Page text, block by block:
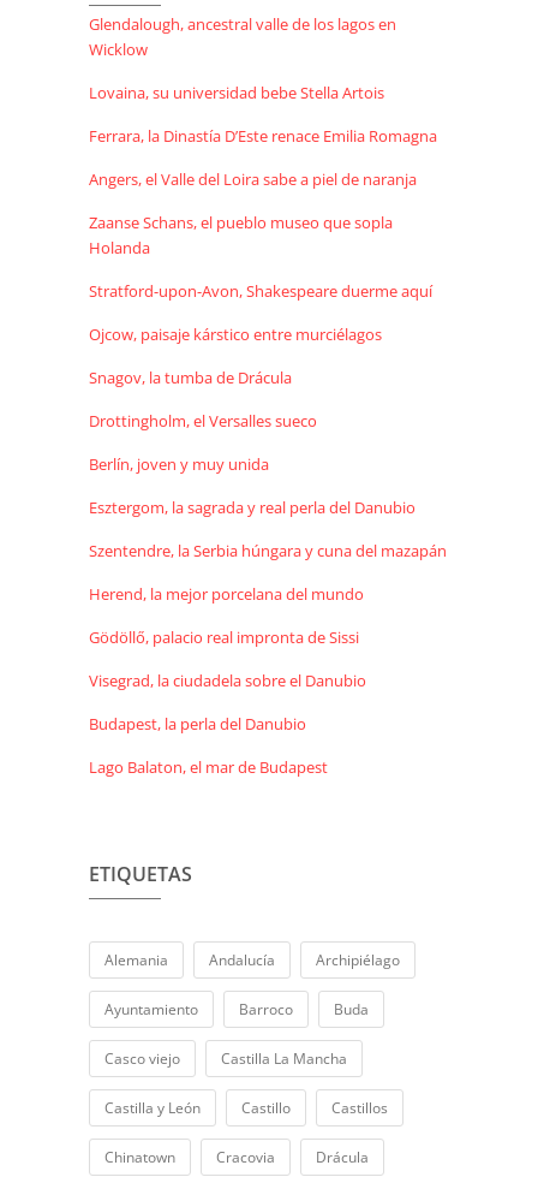
Glendalough, ancestral valle de los lagos en
Wicklow
Lovaina, su universidad bebe Stella Artois
Ferrara, la Dinastía D’Este renace Emilia Romagna
Angers, el Valle del Loira sabe a piel de naranja
Zaanse Schans, el pueblo museo que sopla
Holanda
Stratford-upon-Avon, Shakespeare duerme aquí
Ojcow, paisaje kárstico entre murciélagos
Snagov, la tumba de Drácula
Drottingholm, el Versalles sueco
Berlín, joven y muy unida
Esztergom, la sagrada y real perla del Danubio
Szentendre, la Serbia húngara y cuna del mazapán
Herend, la mejor porcelana del mundo
Gödöllő, palacio real impronta de Sissi
Visegrad, la ciudadela sobre el Danubio
Budapest, la perla del Danubio
Lago Balaton, el mar de Budapest
ETIQUETAS
Alemania Andalucía Archipiélago
Ayuntamiento Barroco Buda
Casco viejo Castilla La Mancha
Castilla y León Castillo Castillos
Chinatown Cracovia Drácula